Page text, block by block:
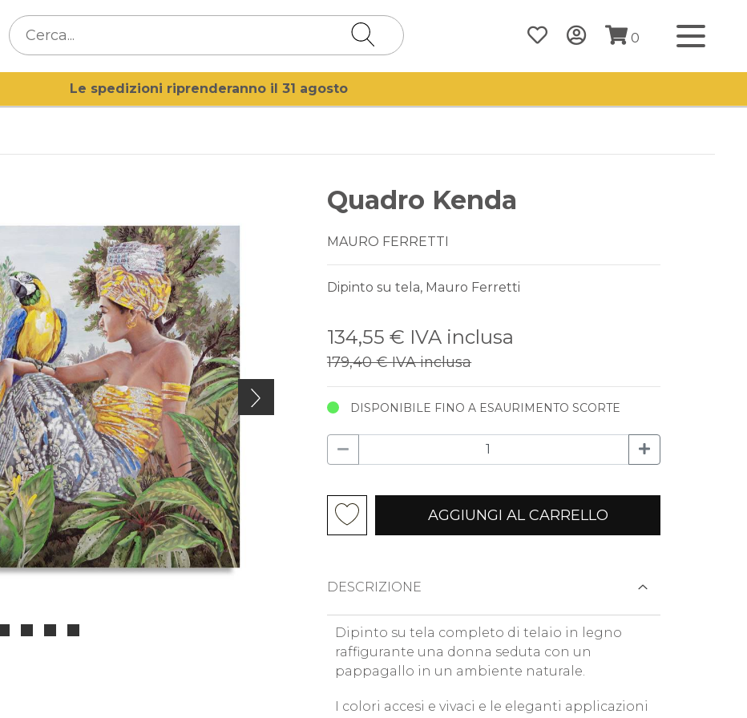
0
Le spedizioni riprenderanno il 31 agosto
Quadro Kenda
MAURO FERRETTI
Dipinto su tela, Mauro Ferretti
134,55 € IVA inclusa
179,40 €IVA inclusa
DISPONIBILE FINO A ESAURIMENTO SCORTE
AGGIUNGI AL CARRELLO
DESCRIZIONE
Dipinto su tela completo di telaio in legno
raffigurante una donna seduta con un
pappagallo in un ambiente naturale.
I colori accesi e vivaci e le eleganti applicazioni